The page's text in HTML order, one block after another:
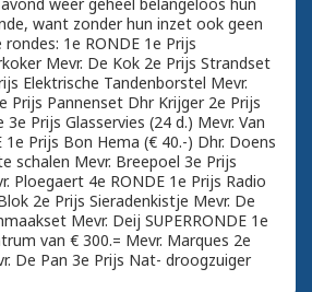
want zonder hun inzet ook geen
1e RONDE 1e Prijs
Mevr. De Kok 2e Prijs Strandset
Elektrische Tandenborstel Mevr.
Prijs Pannenset Dhr Krijger 2e Prijs
3e Prijs Glasservies (24 d.) Mevr. Van
Prijs Bon Hema (€ 40.-) Dhr. Doens
schalen Mevr. Breepoel 3e Prijs
Ploegaert 4e RONDE 1e Prijs Radio
2e Prijs Sieradenkistje Mevr. De
Mevr. Deij SUPERRONDE 1e
van € 300.= Mevr. Marques 2e
De Pan 3e Prijs Nat- droogzuiger